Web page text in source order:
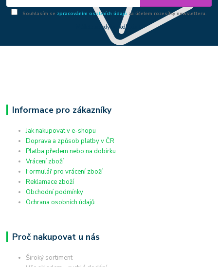
Souhlasím se zpracováním osobních údajů za účelem rozesílky newsletteru.
Můžete se kdykoli odhlásit.
Informace pro zákazníky
Jak nakupovat v e-shopu
Doprava a způsob platby v ČR
Platba předem nebo na dobírku
Vrácení zboží
Formulář pro vrácení zboží
Reklamace zboží
Obchodní podmínky
Ochrana osobních údajů
Proč nakupovat u nás
Široký sortiment